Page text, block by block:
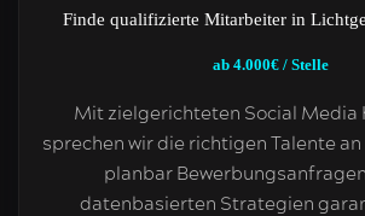
Finde qualifizierte Mitarbeiter in
ab 4.000€ / Stelle
Mit zielgerichteten Social Media
sprechen wir die richtigen Talente
planbar
datenbasierten Strategien